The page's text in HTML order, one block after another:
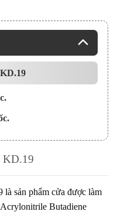
KD.19
là sản phẩm cửa được làm
Butadiene